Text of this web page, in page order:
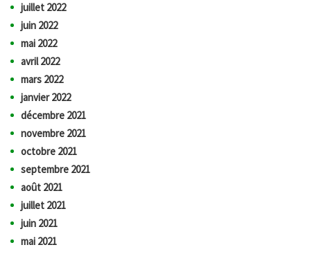
juillet 2022
juin 2022
mai 2022
avril 2022
mars 2022
janvier 2022
décembre 2021
novembre 2021
octobre 2021
septembre 2021
août 2021
juillet 2021
juin 2021
mai 2021